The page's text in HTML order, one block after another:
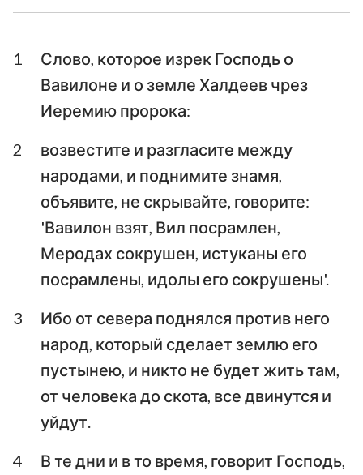
Есфирь Иов
Псалтирь
Исаия Иеремия
Плач Иеремии Иезекииль
Даниил Осия
Иоиль Амос
Авдия Иона
Михей Наум
Аввакум Софония
Аггей
Малахия
1
Слово, которое изрек Господь о
Вавилоне и о земле Халдеев чрез
Иеремию пророка:
2
возвестите и разгласите между
народами, и поднимите знамя,
объявите, не скрывайте, говорите:
'Вавилон взят, Вил посрамлен,
Меродах сокрушен, истуканы его
посрамлены, идолы его сокрушены'.
3
Ибо от севера поднялся против него
народ, который сделает землю его
пустынею, и никто не будет жить там,
от человека до скота, все двинутся и
уйдут.
4
В те дни и в то время, говорит Господь,